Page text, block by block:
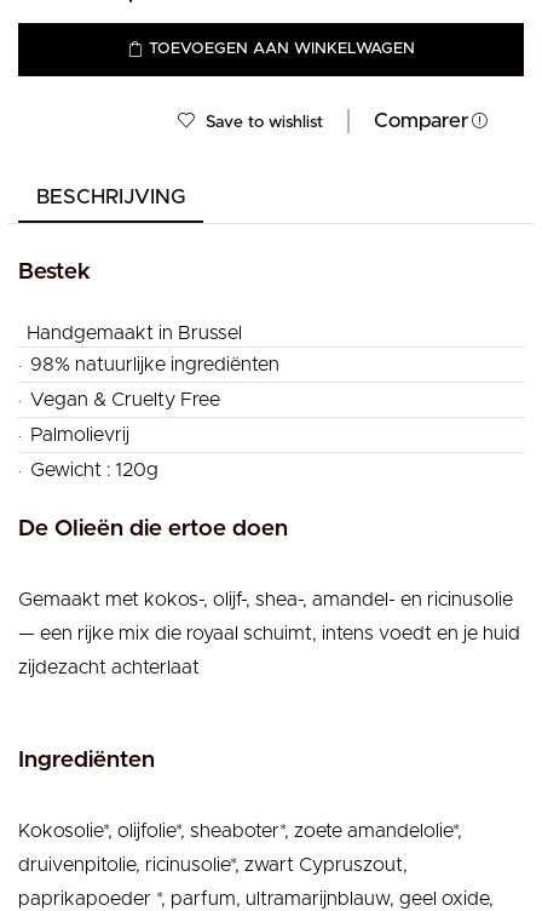
TOEVOEGEN AAN WINKELWAGEN
Save to wishlist Comparer
BESCHRIJVING
Bestek
Handgemaakt in Brussel
98% natuurlijke ingrediënten
Vegan & Cruelty Free
Palmolievrij
Gewicht : 120g
De Olieën die ertoe doen
Gemaakt met kokos-, olijf-, shea-, amandel- en ricinusolie
— een rijke mix die royaal schuimt, intens voedt en je huid
zijdezacht achterlaat
Ingrediënten
Kokosolie*, olijfolie*, sheaboter*, zoete amandelolie*,
druivenpitolie, ricinusolie*, zwart Cypruszout,
paprikapoeder *, parfum, ultramarijnblauw, geel oxide,